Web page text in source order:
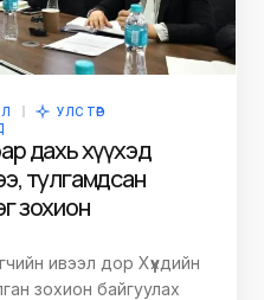
УЛС ТӨР
дахь хүүхэд
тулгамдсан
зохион
ивээл дор Хүүхдийн
зохион байгуулах